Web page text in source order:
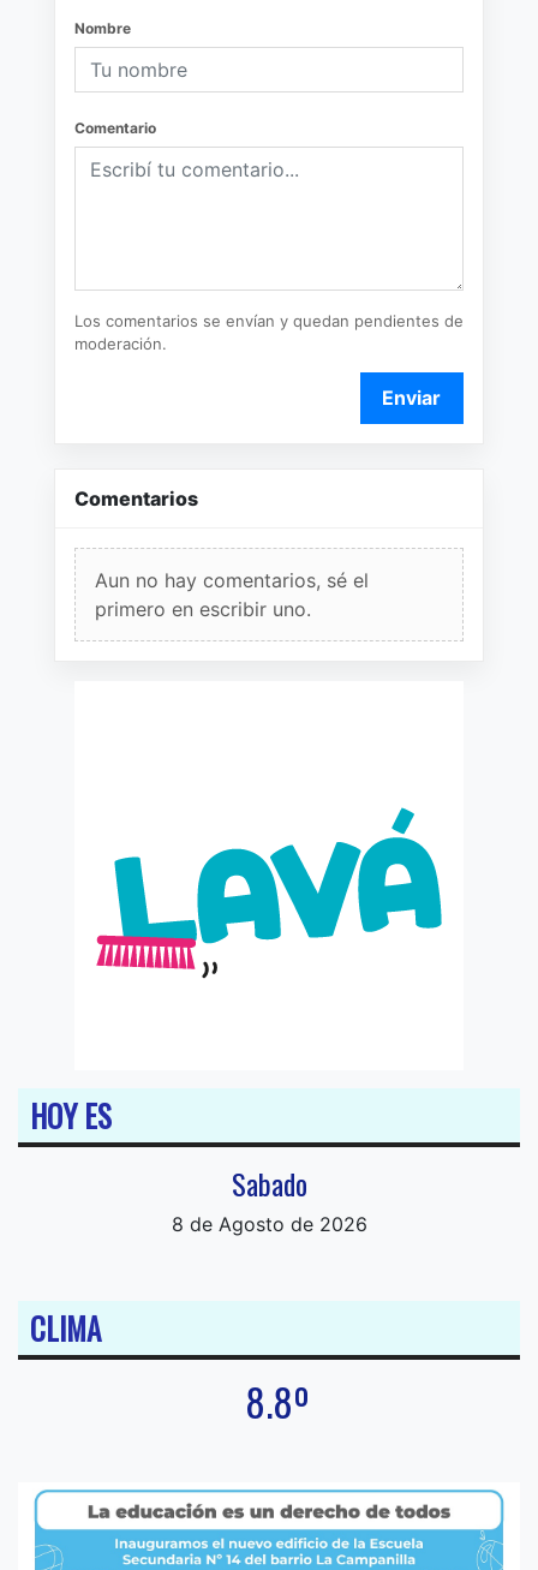
Nombre
Comentario
Los comentarios se envían y quedan pendientes de
moderación.
Enviar
Comentarios
Aun no hay comentarios, sé el
primero en escribir uno.
HOY ES
Sabado
8 de Agosto de 2026
CLIMA
8.8º